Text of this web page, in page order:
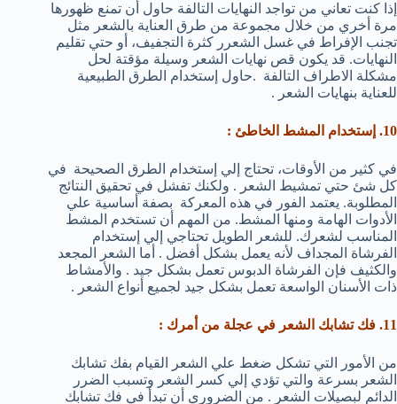
إذا كنت تعاني من تواجد النهايات التالفة حاول أن تمنع ظهورها
مرة أخري من خلال مجموعة من طرق العناية بالشعر مثل
تجنب الإفراط في غسل الشعرر كثرة التجفيف، أو حتي تقليم
النهايات. قد يكون قص نهايات الشعر وسيلة مؤقتة لحل
مشكلة الاطراف التالفة .حاول إستخدام الطرق الطبيعية
للعناية بنهايات الشعر .
10. إستخدام المشط الخاطئ :
في كثير من الأوقات، تحتاج إلي إستخدام الطرق الصحيحة في
كل شئ حتي تمشيط الشعر . ولكنك تفشل في تحقيق النتائج
المطلوبة. يعتمد الفور في هذه المعركة بصفة أساسية علي
الأدوات الهامة ومنها المشط. من المهم أن تستخدم المشط
المناسب لشعرك. للشعر الطويل تحتاجي إلي إستخدام
الفرشاة المجداف لأنه يعمل بشكل أفضل . أما الشعر المجعد
والكثيف فإن الفرشاة الدبوس تعمل بشكل جيد . والأمشاط
ذات الأسنان الواسعة تعمل بشكل جيد لجميع أنواع الشعر .
11. فك تشابك الشعر في عجلة من أمرك :
من الأمور التي تشكل ضغط علي الشعر القيام بفك تشابك
الشعر بسرعة والتي تؤدي إلي كسر الشعر وتسبب الضرر
الدائم لبصيلات الشعر . من الضروري أن تبدأ في فك تشابك